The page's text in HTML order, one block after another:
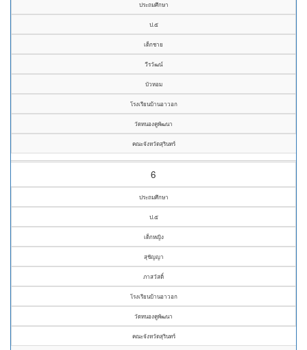
ประถมศึกษา
ป.๕
เด็กชาย
วีรวัฒน์
บัวหอม
โรงเรียนบ้านอาวอก
วัดหนองคูพัฒนา
คณะจังหวัดสุรินทร์
6
ประถมศึกษา
ป.๕
เด็กหญิง
สุชัญญา
ภาสวัสดิ์
โรงเรียนบ้านอาวอก
วัดหนองคูพัฒนา
คณะจังหวัดสุรินทร์